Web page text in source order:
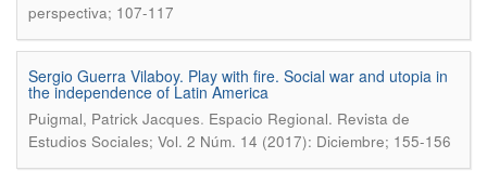
perspectiva; 107-117
Sergio Guerra Vilaboy. Play with fire. Social war and utopia in
the independence of Latin America
Puigmal, Patrick Jacques. Espacio Regional. Revista de
Estudios Sociales; Vol. 2 Núm. 14 (2017): Diciembre; 155-156